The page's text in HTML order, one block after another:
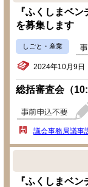
『ふくしまベ
を募集します
しごと・産業
2024年10月9日
総括審査会（
議会事務局議事
『ふくしまベ